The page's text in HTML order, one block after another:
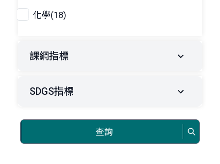
化學(18)
課綱指標
SDGS指標
查詢